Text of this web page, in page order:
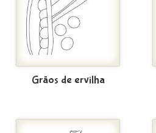
Grãos de ervilha